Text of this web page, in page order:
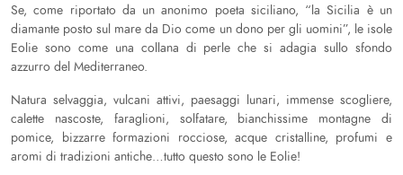
Se, come riportato da un anonimo poeta siciliano, “la Sicilia è un
diamante posto sul mare da Dio come un dono per gli uomini”, le isole
Eolie sono come una collana di perle che si adagia sullo sfondo
azzurro del Mediterraneo.
Natura selvaggia, vulcani attivi, paesaggi lunari, immense scogliere,
calette nascoste, faraglioni, solfatare, bianchissime montagne di
pomice, bizzarre formazioni rocciose, acque cristalline, profumi e
aromi di tradizioni antiche…tutto questo sono le Eolie!